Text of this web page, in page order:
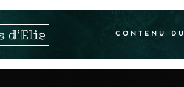
d'Elie CONTENU